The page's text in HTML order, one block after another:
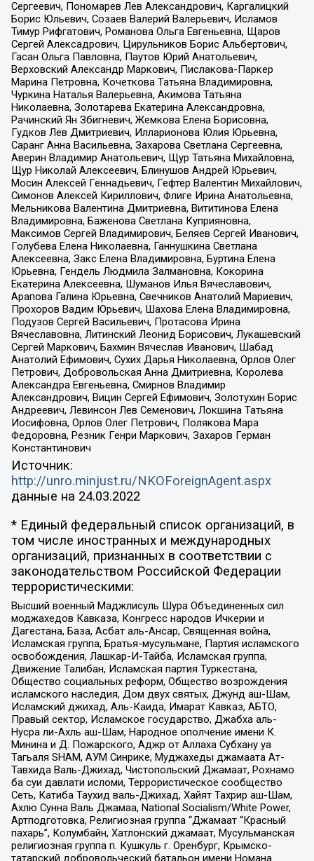
Сергеевич, Пономарев Лев Александрович, Каргалицкий
Борис Юльевич, Созаев Валерий Валерьевич, Исламов
Тимур Рифгатович, Романова Ольга Евгеньевна, Щаров
Сергей Алексадрович, Цирульников Борис Альбертович,
Гасан Ольга Павловна, Паутов Юрий Анатольевич,
Верховский Александр Маркович, Пислакова-Паркер
Марина Петровна, Кочеткова Татьяна Владимировна,
Чуркина Наталья Валерьевна, Акимова Татьяна
Николаевна, Золотарева Екатерина Александровна,
Рачинский Ян Збигневич, Жемкова Елена Борисовна,
Гудков Лев Дмитриевич, Илларионова Юлия Юрьевна,
Саранг Анна Васильевна, Захарова Светлана Сергеевна,
Аверин Владимир Анатольевич, Щур Татьяна Михайловна,
Щур Николай Алексеевич, Блинушов Андрей Юрьевич,
Мосин Алексей Геннадьевич, Гефтер Валентин Михайлович,
Симонов Алексей Кириллович, Флиге Ирина Анатольевна,
Мельникова Валентина Дмитриевна, Вититинова Елена
Владимировна, Баженова Светлана Куприяновна,
Максимов Сергей Владимирович, Беляев Сергей Иванович,
Голубева Елена Николаевна, Ганнушкина Светлана
Алексеевна, Закс Елена Владимировна, Буртина Елена
Юрьевна, Гендель Людмила Залмановна, Кокорина
Екатерина Алексеевна, Шуманов Илья Вячеславович,
Арапова Галина Юрьевна, Свечников Анатолий Мариевич,
Прохоров Вадим Юрьевич, Шахова Елена Владимировна,
Подузов Сергей Васильевич, Протасова Ирина
Вячеславовна, Литинский Леонид Борисович, Лукашевский
Сергей Маркович, Бахмин Вячеслав Иванович, Шабад
Анатолий Ефимович, Сухих Дарья Николаевна, Орлов Олег
Петрович, Добровольская Анна Дмитриевна, Королева
Александра Евгеньевна, Смирнов Владимир
Александрович, Вицин Сергей Ефимович, Золотухин Борис
Андреевич, Левинсон Лев Семенович, Локшина Татьяна
Иосифовна, Орлов Олег Петрович, Полякова Мара
Федоровна, Резник Генри Маркович, Захаров Герман
Константинович
Источник:
http://unro.minjust.ru/NKOForeignAgent.aspx
данные на 24.03.2022
* Единый федеральный список организаций, в
том числе иностранных и международных
организаций, признанных в соответствии с
законодательством Российской Федерации
террористическими:
Высший военный Маджлисуль Шура Объединенных сил
моджахедов Кавказа, Конгресс народов Ичкерии и
Дагестана, База, Асбат аль-Ансар, Священная война,
Исламская группа, Братья-мусульмане, Партия исламского
освобождения, Лашкар-И-Тайба, Исламская группа,
Движение Талибан, Исламская партия Туркестана,
Общество социальных реформ, Общество возрождения
исламского наследия, Дом двух святых, Джунд аш-Шам,
Исламский джихад, Аль-Каида, Имарат Кавказ, АБТО,
Правый сектор, Исламское государство, Джабха аль-
Нусра ли-Ахль аш-Шам, Народное ополчение имени К.
Минина и Д. Пожарского, Аджр от Аллаха Субхану уа
Тагьаля SHAM, АУМ Синрике, Муджахеды джамаата Ат-
Тавхида Валь-Джихад, Чистопольский Джамаат, Рохнамо
ба суи давлати исломи, Террористическое сообщество
Сеть, Катиба Таухид валь-Джихад, Хайят Тахрир аш-Шам,
Ахлю Сунна Валь Джамаа, National Socialism/White Power,
Артподготовка, Религиозная группа “Джамаат “Красный
пахарь”, Колумбайн, Хатлонский джамаат, Мусульманская
религиозная группа п. Кушкуль г. Оренбург, Крымско-
татарский добровольческий батальон имени Номана